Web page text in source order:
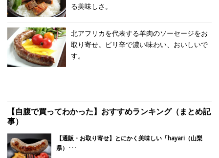
る美味しさ。
北アフリカを代表する羊肉のソーセージをお
取り寄せ。ピリ辛で濃い味わい、おいしいで
す。
【自腹で買ってわかった】おすすめランキング（まとめ記
事）
【通販・お取り寄せ】とにかく美味しい「hayari（山梨
県）･･･